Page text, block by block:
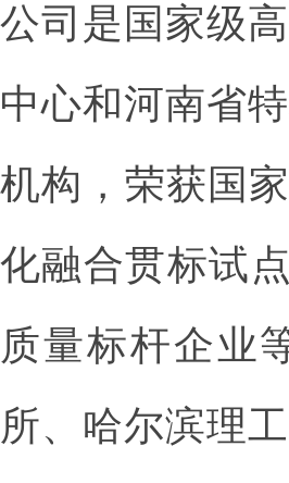
公司是国家级
中心和河南省
机构，荣获国
化融合贯标试
质量标杆企业
所、哈尔滨理